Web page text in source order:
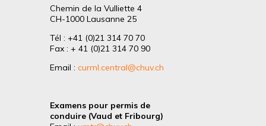
Chemin de la Vulliette 4
CH-1000 Lausanne 25
Tél : +41 (0)21 314 70 70
Fax : + 41 (0)21 314 70 90
Email : curml.central@chuv.ch
Examens pour permis de
conduire (Vaud et Fribourg)